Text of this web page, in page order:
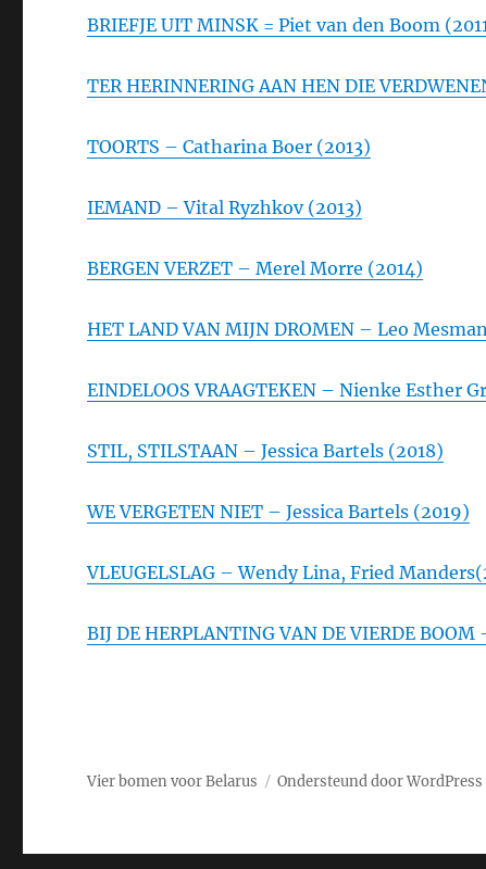
BRIEFJE UIT MINSK = Piet van den Boom
TER HERINNERING AAN HEN DIE
TOORTS – Catharina Boer (2013)
IEMAND – Vital Ryzhkov (2013)
BERGEN VERZET – Merel Morre (2014)
HET LAND VAN MIJN DROMEN – Leo
EINDELOOS VRAAGTEKEN – Nienke Esther
STIL, STILSTAAN – Jessica Bartels (2018)
WE VERGETEN NIET – Jessica Bartels (2019)
VLEUGELSLAG – Wendy Lina, Fried
BIJ DE HERPLANTING VAN DE VIERDE
Vier bomen voor Belarus Ondersteund door WordPress